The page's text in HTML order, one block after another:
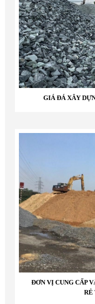
GIÁ ĐÁ XÂY
ĐƠN VỊ CUNG CẤP
RẺ